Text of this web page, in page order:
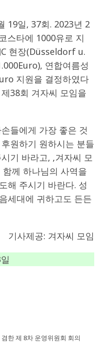
19일, 37회. 2023년 2
스타에 1000유로 지
현장(Düsseldorf u.
연합여름성
지원을 결정하였다
38회 겨자씨 모임을
들에게 가장 좋은 것
원하기 원하시는 분들
기 바라고, ‚겨자씨 모
함께 하나님의 사역을
해 주시기 바란다. 성
세대에 귀하고도 든든
기사제공: 겨자씨 모임
한 제 8차 운영위원회 회의